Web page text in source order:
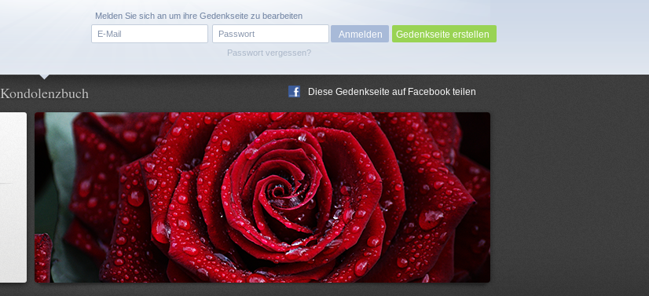
Passwort vergessen?
Melden Sie sich an um ihre Gedenkseite zu bearbeiten
Gedenkseite erstellen
Kondolenzbuch Diese Gedenkseite auf Facebook teilen